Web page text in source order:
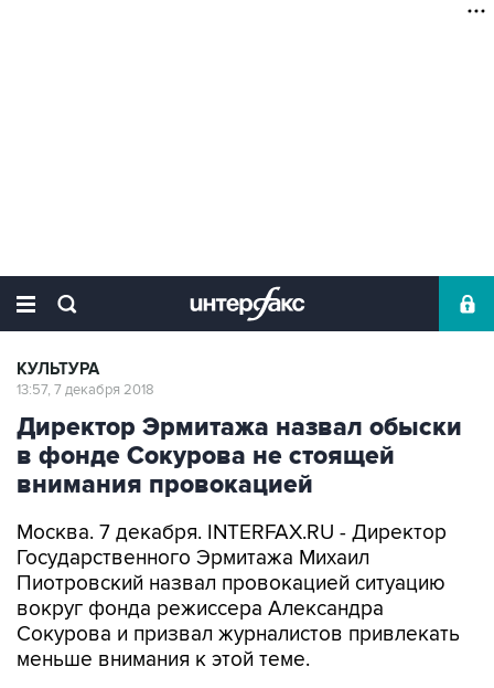
КУЛЬТУРА
13:57, 7 декабря 2018
Директор Эрмитажа назвал обыски
в фонде Сокурова не стоящей
внимания провокацией
Москва. 7 декабря. INTERFAX.RU - Директор
Государственного Эрмитажа Михаил
Пиотровский назвал провокацией ситуацию
вокруг фонда режиссера Александра
Сокурова и призвал журналистов привлекать
меньше внимания к этой теме.